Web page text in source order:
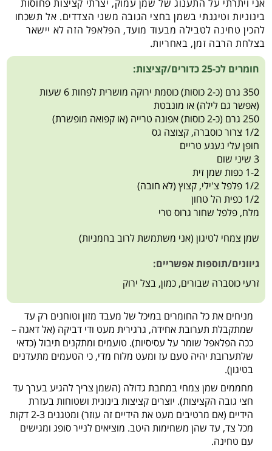
אני ויתרתי על התענוג של שמן עמוק, יצרתי קציצות פחוסות
בינוניות וטיגנתי בשמן בחצי הגובה משני הצדדים. אל תשכחו
להכין טחינה לטבילה מבעוד מועד, הפלאפל הזה לא יישאר
בצלחת הרבה זמן, באחריות.
חומרים לכ-25 כדורים/קציצות:
350 גרם (כ-2 כוסות) כוסמת ירוקה מושרית לפחות 6 שעות
(אפשר גם לילה) או מונבטת
250 גרם (כ-2 כוסות) אפונה טרייה (או קפואה מופשרת)
1/2 צרור כוסברה, קצוצה גס
חופן עלי נענע טריים
3 שיני שום
1-2 כפות שמן זית
1/2 פלפל צ'ילי, קצוץ (לא חובה)
1/2 כפית הל טחון
מלח, פלפל שחור גרוס טרי
שמן צמחי לטיגון (אני משתמשת לרוב בחמניות)
גיוונים/תוספות אפשריים:
זרעי כוסברה שבורים, כמון, בצל ירוק
מניחים את כל החומרים במיכל של מעבד מזון וטוחנים רק עד
שמתקבלת תערובת אחידה, גרגירית מעט ודי דביקה (אל דאגה –
ככה הפלאפל שומר על עסיסיות). טועמים ומתקנים תיבול (כדאי
שלתערובת יהיה טעם עז ומעט מלוח מדי, כי הטעמים מתעדנים
בטיגון).
מחממים שמן צמחי במחבת גדולה (השמן צריך להגיע בערך עד
חצי גובה הקציצות). יוצרים קציצות בינונית ושטוחות בעזרת
הידיים (אם מרטיבים מעט את הידיים זה עוזר) ומטגנים 2-3 דקות
מכל צד, עד שהן משחימות היטב. מוציאים לנייר סופג ומגישים
עם טחינה.